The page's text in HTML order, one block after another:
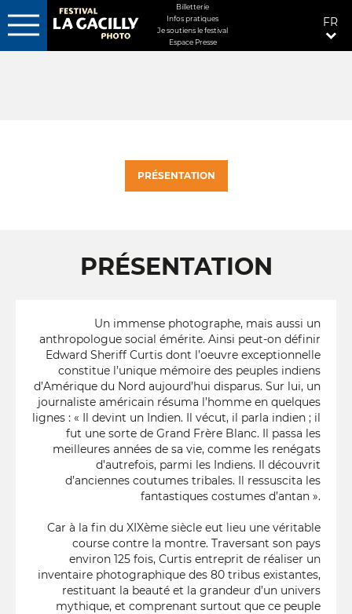
Aller
MENU
FIXÉ
Billetterie
Infos pratiques
Je soutiens le festival
Espace Presse
FR
PRÉSENTATION
PRÉSENTATION
Un immense photographe, mais aussi un
anthropologue social émérite. Ainsi peut-on définir
Edward Sheriff Curtis dont l’oeuvre exceptionnelle
constitue l’unique mémoire des peuples indiens
d’Amérique du Nord aujourd’hui disparus. Sur lui, un
journaliste américain résuma l’homme en quelques
lignes : « Il devint un Indien. Il vécut, il parla indien ; il
fut une sorte de Grand Frère Blanc. Il passa les
meilleures années de sa vie, comme les renégats
d’autrefois, parmi les Indiens. Il découvrit
d’anciennes coutumes tribales. Il ressuscita les
fantastiques costumes d’antan ».
Car à la fin du XIXème siècle eut lieu une véritable
course contre la montre. Traversant son pays
environ 125 fois, Curtis entreprit de réaliser un
inventaire photographique des 80 tribus existantes,
restituant la beauté et la grandeur d’un univers
mythique, et comprenant surtout que ce peuple